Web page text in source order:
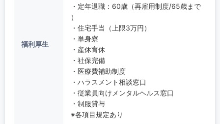
福利厚生
・定年退職：60歳（再雇用制度/65歳まで
）
・住宅手当（上限3万円）
・単身寮
・産休育休
・社保完備
・医療費補助制度
・ハラスメント相談窓口
・従業員向けメンタルヘルス窓口
・制服貸与
※各項目規定あり